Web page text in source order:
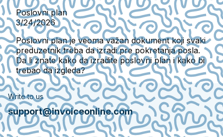
Poslovni plan
3/24/2026
Poslovni plan je veoma važan dokument koji svaki
preduzetnik treba da izradi pre pokretanja posla.
Da li znate kako da izradite poslovni plan i kako bi
trebao da izgleda?
Write to us
support@invoiceonline.com